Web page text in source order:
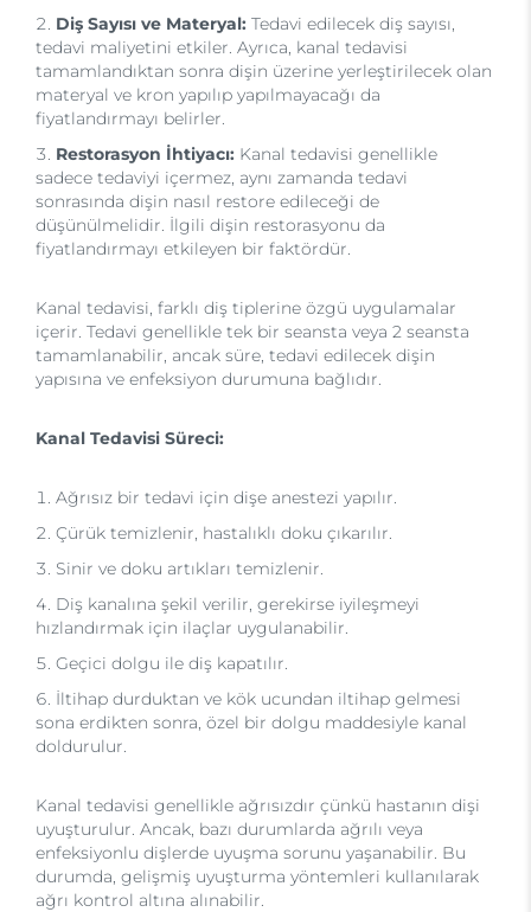
Diş Sayısı ve Materyal: Tedavi edilecek diş sayısı,
tedavi maliyetini etkiler. Ayrıca, kanal tedavisi
tamamlandıktan sonra dişin üzerine yerleştirilecek olan
materyal ve kron yapılıp yapılmayacağı da
fiyatlandırmayı belirler.
Restorasyon İhtiyacı: Kanal tedavisi genellikle
sadece tedaviyi içermez, aynı zamanda tedavi
sonrasında dişin nasıl restore edileceği de
düşünülmelidir. İlgili dişin restorasyonu da
fiyatlandırmayı etkileyen bir faktördür.
Kanal tedavisi, farklı diş tiplerine özgü uygulamalar
içerir. Tedavi genellikle tek bir seansta veya 2 seansta
tamamlanabilir, ancak süre, tedavi edilecek dişin
yapısına ve enfeksiyon durumuna bağlıdır.
Kanal Tedavisi Süreci:
Ağrısız bir tedavi için dişe anestezi yapılır.
Çürük temizlenir, hastalıklı doku çıkarılır.
Sinir ve doku artıkları temizlenir.
Diş kanalına şekil verilir, gerekirse iyileşmeyi
hızlandırmak için ilaçlar uygulanabilir.
Geçici dolgu ile diş kapatılır.
İltihap durduktan ve kök ucundan iltihap gelmesi
sona erdikten sonra, özel bir dolgu maddesiyle kanal
doldurulur.
Kanal tedavisi genellikle ağrısızdır çünkü hastanın dişi
uyuşturulur. Ancak, bazı durumlarda ağrılı veya
enfeksiyonlu dişlerde uyuşma sorunu yaşanabilir. Bu
durumda, gelişmiş uyuşturma yöntemleri kullanılarak
ağrı kontrol altına alınabilir.